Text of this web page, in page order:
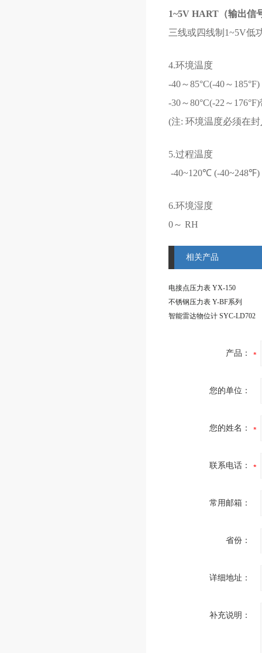
1~5V HART（输出信
三线或四线制1~5V低
4.环境温度
-40～85°C(-40～185°F)
-30～80°C(-22～
(注: 环境温度必须在
5.过程温度
-40~120℃ (-
6.环境湿度
0～ RH
相关产品
电接点压力表 YX-150
不锈钢压力表 Y-BF系列
智能雷达物位计 SYC-LD702
产品：
您的单位：
您的姓名：
联系电话：
常用邮箱：
省份：
详细地址：
补充说明：